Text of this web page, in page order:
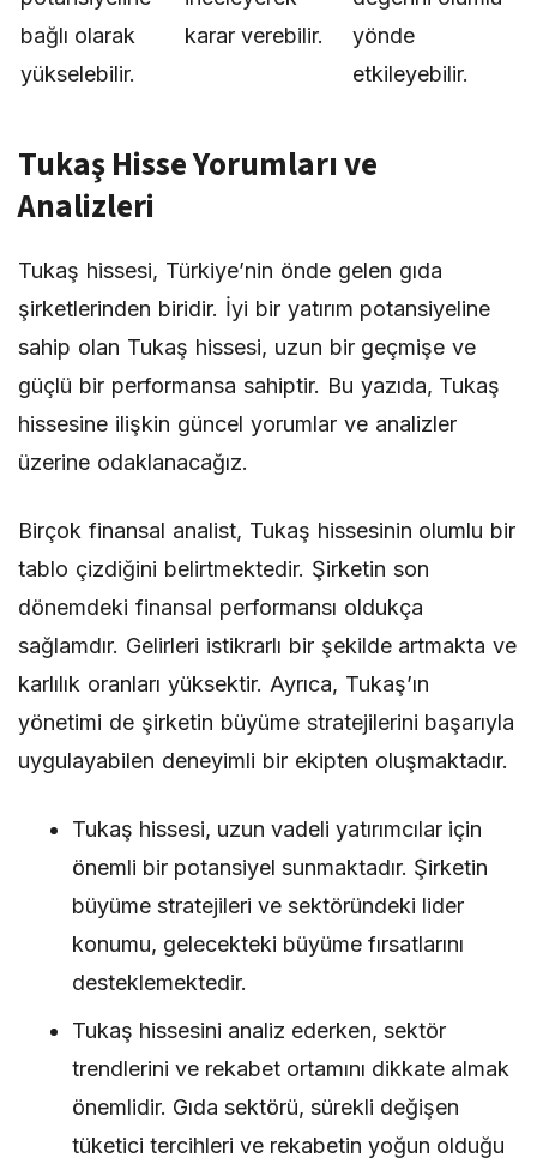
bağlı olarak
yükselebilir.
karar verebilir.
yönde
etkileyebilir.
Tukaş Hisse Yorumları ve
Analizleri
Tukaş hissesi, Türkiye’nin önde gelen gıda
şirketlerinden biridir. İyi bir yatırım potansiyeline
sahip olan Tukaş hissesi, uzun bir geçmişe ve
güçlü bir performansa sahiptir. Bu yazıda, Tukaş
hissesine ilişkin güncel yorumlar ve analizler
üzerine odaklanacağız.
Birçok finansal analist, Tukaş hissesinin olumlu bir
tablo çizdiğini belirtmektedir. Şirketin son
dönemdeki finansal performansı oldukça
sağlamdır. Gelirleri istikrarlı bir şekilde artmakta ve
karlılık oranları yüksektir. Ayrıca, Tukaş’ın
yönetimi de şirketin büyüme stratejilerini başarıyla
uygulayabilen deneyimli bir ekipten oluşmaktadır.
Tukaş hissesi, uzun vadeli yatırımcılar için
önemli bir potansiyel sunmaktadır. Şirketin
büyüme stratejileri ve sektöründeki lider
konumu, gelecekteki büyüme fırsatlarını
desteklemektedir.
Tukaş hissesini analiz ederken, sektör
trendlerini ve rekabet ortamını dikkate almak
önemlidir. Gıda sektörü, sürekli değişen
tüketici tercihleri ve rekabetin yoğun olduğu